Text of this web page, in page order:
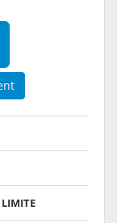
LIMITE